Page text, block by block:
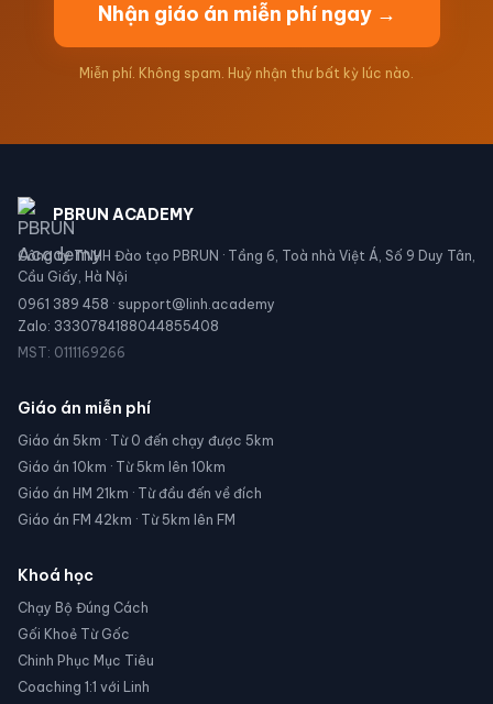
Nhận giáo án miễn phí ngay →
Miễn phí. Không spam. Huỷ nhận thư bất kỳ lúc nào.
PBRUN ACADEMY
Công ty TNHH Đào tạo PBRUN · Tầng 6, Toà nhà Việt Á, Số 9 Duy Tân,
Cầu Giấy, Hà Nội
0961 389 458 · support@linh.academy
Zalo: 3330784188044855408
MST: 0111169266
Giáo án miễn phí
Giáo án 5km · Từ 0 đến chạy được 5km
Giáo án 10km · Từ 5km lên 10km
Giáo án HM 21km · Từ đầu đến về đích
Giáo án FM 42km · Từ 5km lên FM
Khoá học
Chạy Bộ Đúng Cách
Gối Khoẻ Từ Gốc
Chinh Phục Mục Tiêu
Coaching 1:1 với Linh